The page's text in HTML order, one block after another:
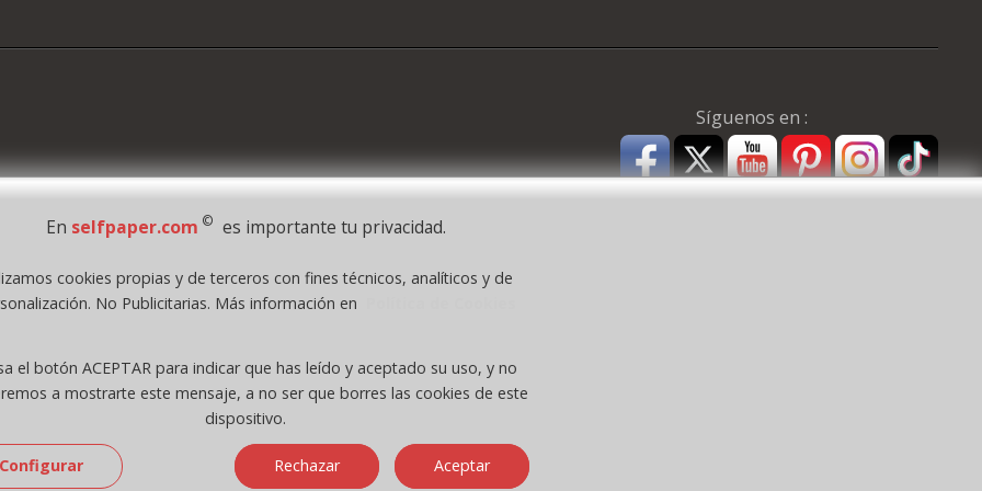
Síguenos en :
- 2026 Grupo Selfpaper. Todos los derechos reservados
Tomo 7263, Libro 4565, Folio 1, Sección 8, Hoja V-85203.
intel mac os x 10_15_7)
En selfpaper.com © es importante tu privacidad.
cookies propias y de terceros con fines técnicos, analíticos y de
No Publicitarias. Más información en
el botón ACEPTAR para indicar que has leído y aceptado su uso, y no
a mostrarte este mensaje, a no ser que borres las cookies de este
dispositivo.
Rechazar Aceptar
Configurar